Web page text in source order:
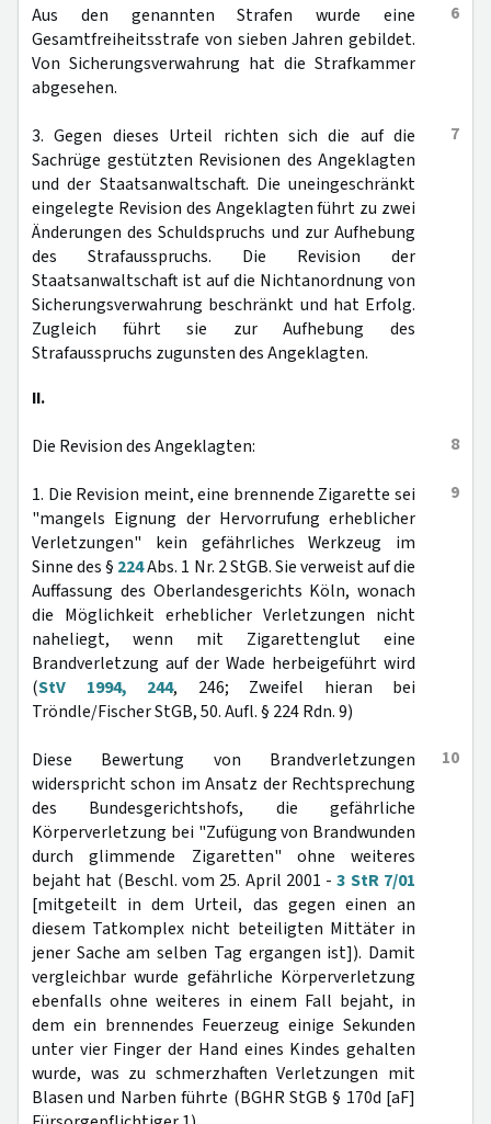
6
Aus den genannten Strafen wurde eine
Gesamtfreiheitsstrafe von sieben Jahren gebildet.
Von Sicherungsverwahrung hat die Strafkammer
abgesehen.
7
3. Gegen dieses Urteil richten sich die auf die
Sachrüge gestützten Revisionen des Angeklagten
und der Staatsanwaltschaft. Die uneingeschränkt
eingelegte Revision des Angeklagten führt zu zwei
Änderungen des Schuldspruchs und zur Aufhebung
des Strafausspruchs. Die Revision der
Staatsanwaltschaft ist auf die Nichtanordnung von
Sicherungsverwahrung beschränkt und hat Erfolg.
Zugleich führt sie zur Aufhebung des
Strafausspruchs zugunsten des Angeklagten.
II.
8
Die Revision des Angeklagten:
9
1. Die Revision meint, eine brennende Zigarette sei
"mangels Eignung der Hervorrufung erheblicher
Verletzungen" kein gefährliches Werkzeug im
Sinne des § 224Abs. 1 Nr. 2 StGB. Sie verweist auf die
Auffassung des Oberlandesgerichts Köln, wonach
die Möglichkeit erheblicher Verletzungen nicht
naheliegt, wenn mit Zigarettenglut eine
Brandverletzung auf der Wade herbeigeführt wird
(StV 1994, 244, 246; Zweifel hieran bei
Tröndle/Fischer StGB, 50. Aufl. § 224 Rdn. 9)
10
Diese Bewertung von Brandverletzungen
widerspricht schon im Ansatz der Rechtsprechung
des Bundesgerichtshofs, die gefährliche
Körperverletzung bei "Zufügung von Brandwunden
durch glimmende Zigaretten" ohne weiteres
bejaht hat (Beschl. vom 25. April 2001 -3 StR 7/01
[mitgeteilt in dem Urteil, das gegen einen an
diesem Tatkomplex nicht beteiligten Mittäter in
jener Sache am selben Tag ergangen ist]). Damit
vergleichbar wurde gefährliche Körperverletzung
ebenfalls ohne weiteres in einem Fall bejaht, in
dem ein brennendes Feuerzeug einige Sekunden
unter vier Finger der Hand eines Kindes gehalten
wurde, was zu schmerzhaften Verletzungen mit
Blasen und Narben führte (BGHR StGB § 170d [aF]